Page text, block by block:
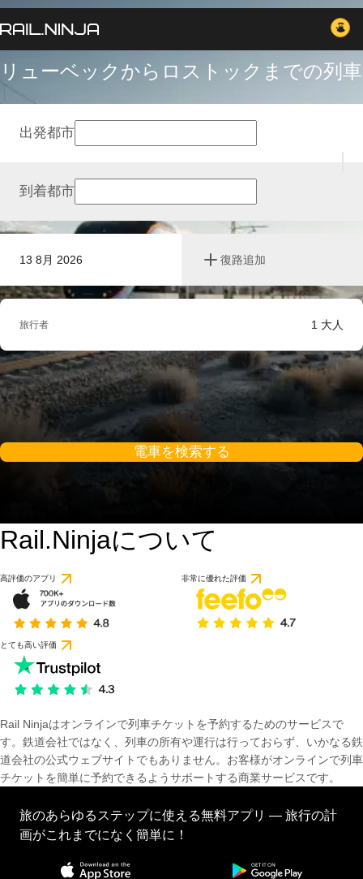
リューベックからロストックまでの列車
13 8月 2026 復路追加
出発都市
到着都市
旅行者 1 大人
電車を検索する
Rail.Ninjaについて
高評価のアプリ 非常に優れた評価
とても高い評価
Rail Ninjaはオンラインで列車チケットを予約するためのサービスで
す。鉄道会社ではなく、列車の所有や運行は行っておらず、いかなる鉄
道会社の公式ウェブサイトでもありません。お客様がオンラインで列車
チケットを簡単に予約できるようサポートする商業サービスです。
旅のあらゆるステップに使える無料アプリ — 旅行の計
画がこれまでになく簡単に！